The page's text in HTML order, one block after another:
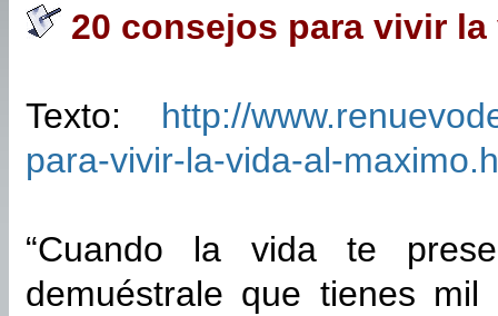
20 consejos para vivir
Texto: http://
para-vivir-la-vida-al-
“Cuando la vida te
demuéstrale que tienes